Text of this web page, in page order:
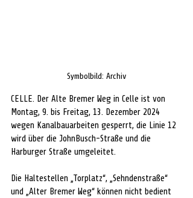
Symbolbild: Archiv
CELLE. Der Alte Bremer Weg in Celle ist von
Montag, 9. bis Freitag, 13. Dezember 2024
wegen Kanalbauarbeiten gesperrt, die Linie 12
wird über die JohnBusch-Straße und die
Harburger Straße umgeleitet.
Die Haltestellen „Torplatz“, „Sehndenstraße“
und „Alter Bremer Weg“ können nicht bedient